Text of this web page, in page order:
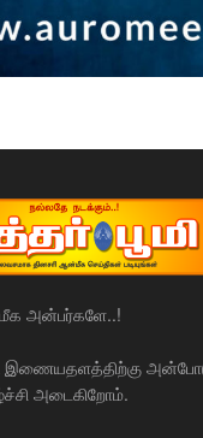
அன்பர்களே..!
இணையதளத்திற்கு
அடைகிறோம்.